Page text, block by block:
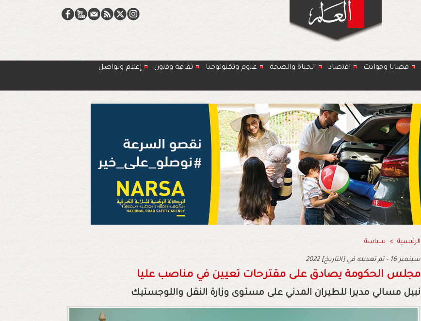
قضايا وحوادث اﻗﺗﺻﺎد الحياة والصحة ﻋﻠوم وتكنولوجيا ﺛﻘﺎﻓﺔ وﻓﻧون
إعلام وتواصل
الرئيسية > سياسة
2022 سبتمبر 16 - تم تعديله في [التاريخ]
مجلس الحكومة يصادق على مقترحات تعيين في مناصب عليا
نبيل مسالي مديرا للطيران المدني على مستوى وزارة النقل واللوجستيك